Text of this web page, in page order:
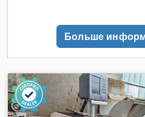
Больше